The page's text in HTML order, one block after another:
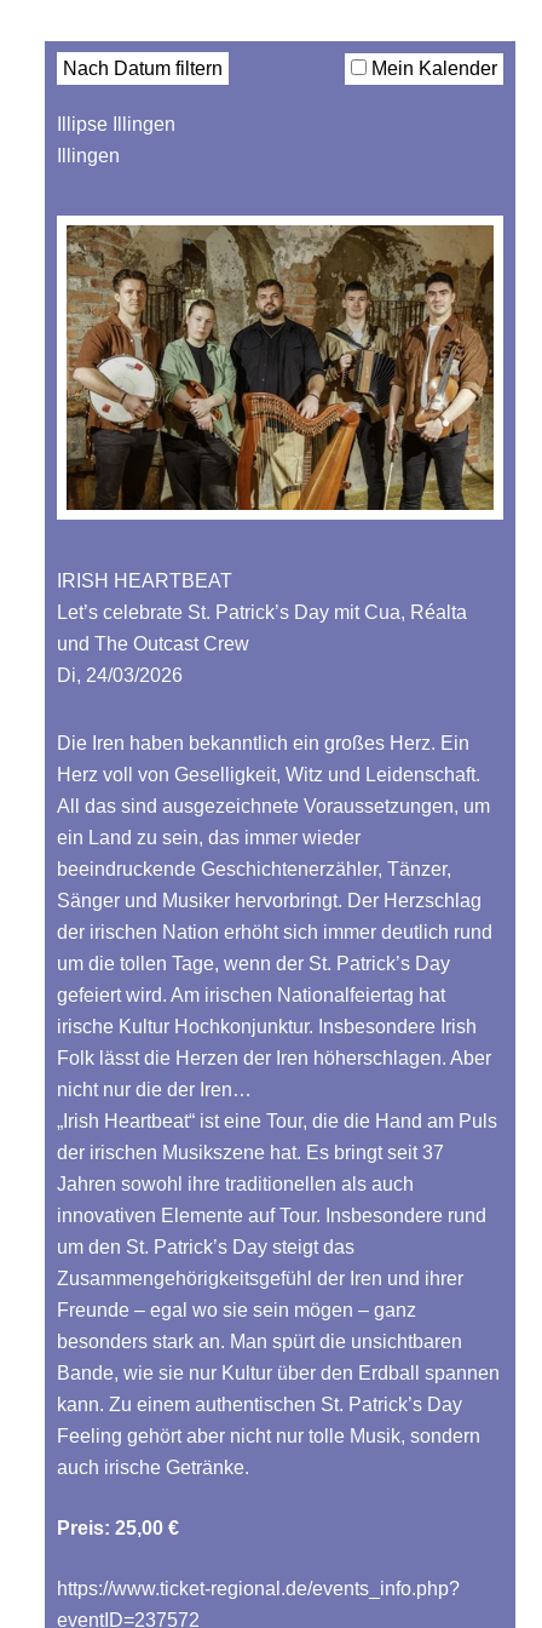
Nach Datum filtern Mein Kalender
Illipse Illingen
Illingen
IRISH HEARTBEAT
Let’s celebrate St. Patrick’s Day mit Cua, Réalta
und The Outcast Crew
Di, 24/03/2026
Die Iren haben bekanntlich ein großes Herz. Ein
Herz voll von Geselligkeit, Witz und Leidenschaft.
All das sind ausgezeichnete Voraussetzungen, um
ein Land zu sein, das immer wieder
beeindruckende Geschichtenerzähler, Tänzer,
Sänger und Musiker hervorbringt. Der Herzschlag
der irischen Nation erhöht sich immer deutlich rund
um die tollen Tage, wenn der St. Patrick’s Day
gefeiert wird. Am irischen Nationalfeiertag hat
irische Kultur Hochkonjunktur. Insbesondere Irish
Folk lässt die Herzen der Iren höherschlagen. Aber
nicht nur die der Iren…
„Irish Heartbeat“ ist eine Tour, die die Hand am Puls
der irischen Musikszene hat. Es bringt seit 37
Jahren sowohl ihre traditionellen als auch
innovativen Elemente auf Tour. Insbesondere rund
um den St. Patrick’s Day steigt das
Zusammengehörigkeitsgefühl der Iren und ihrer
Freunde – egal wo sie sein mögen – ganz
besonders stark an. Man spürt die unsichtbaren
Bande, wie sie nur Kultur über den Erdball spannen
kann. Zu einem authentischen St. Patrick’s Day
Feeling gehört aber nicht nur tolle Musik, sondern
auch irische Getränke.
Preis: 25,00 €
https://www.ticket-regional.de/events_info.php?
eventID=237572